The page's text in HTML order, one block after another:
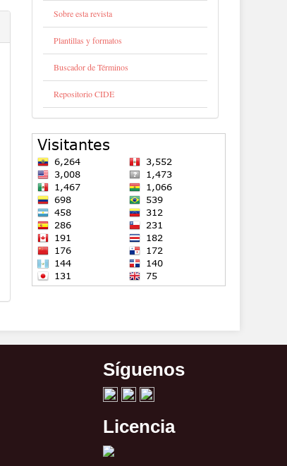
Sobre esta revista
Plantillas y formatos
Buscador de Términos
Repositorio CIDE
Síguenos
Licencia